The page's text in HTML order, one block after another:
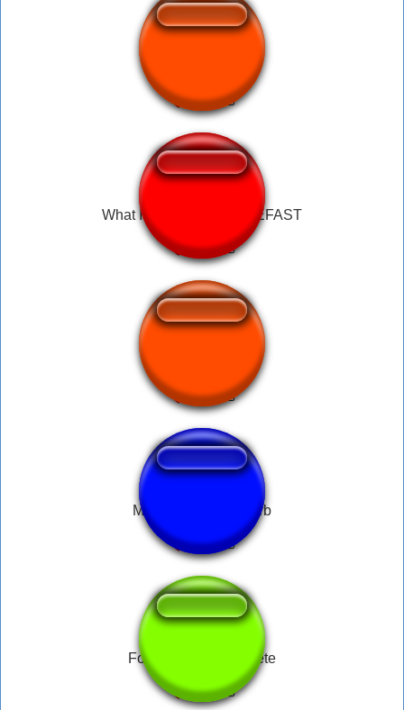
What Is going on here BEFAST
MEGA fart with reverb
Fox- Mission Complete